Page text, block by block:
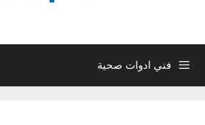
فني ادوات صحية